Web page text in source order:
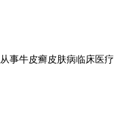
事牛皮癣皮肤病临床医疗